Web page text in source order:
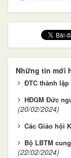
Những tin mới
ĐTC thành
HĐGM Đức
(20/02/2024)
Các Giáo hội
Bộ LBTM
(22/02/2024)